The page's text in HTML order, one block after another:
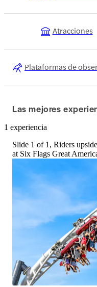
Atracciones
Plataformas de
Las mejores
1 experiencia
Slide 1 of 1, Riders
at Six Flags Great